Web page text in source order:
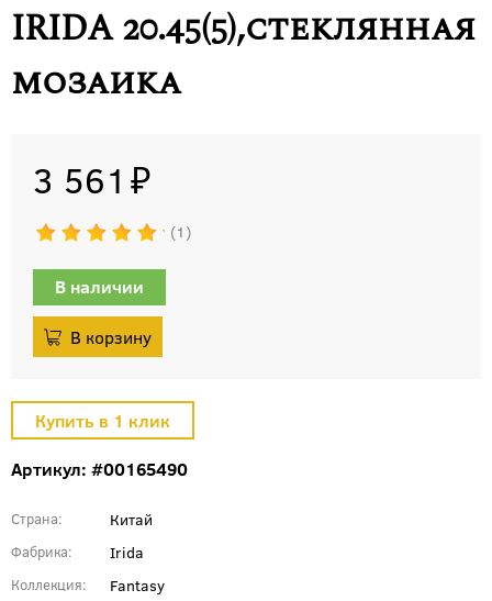
IRIDA 20.45(5),стеклянная
мозаика
3 561
1
В наличии
Артикул: #00165490
Страна Китай
Фабрика Irida
Коллекция Fantasy